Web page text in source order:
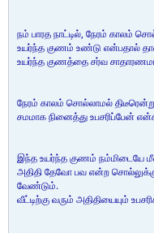
நம் பாரத நாட்டில், நேரம் காலம்
உயர்ந்த குணம் உண்டு என்பதால்
உயர்ந்த குணத்தை சர்வ
நேரம் காலம் சொல்லாமல்
சமமாக நினைத்து உபசரிப்பேன்
இந்த உயர்ந்த குணம் நம்மிடையே
அதிதி தேவோ பவ என்ற
வேண்டும்.
வீட்டிற்கு வரும் அதிதியையும்